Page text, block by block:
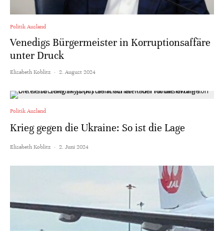
Politik Ausland
Venedigs Bürgermeister in Korruptionsaffäre
unter Druck
Elisabeth Koblitz · 2. August 2024
Politik Ausland
Krieg gegen die Ukraine: So ist die Lage
Elisabeth Koblitz · 2. Juni 2024